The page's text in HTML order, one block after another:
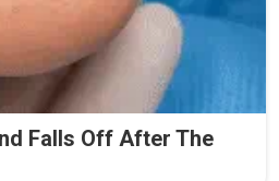
Falls Off After The